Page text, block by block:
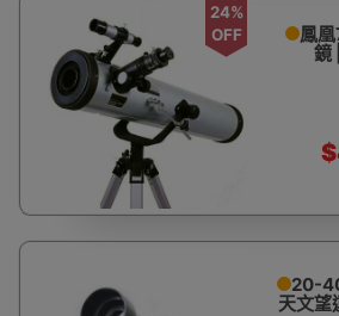
24%
OFF
鳳
鏡
20-
天文望